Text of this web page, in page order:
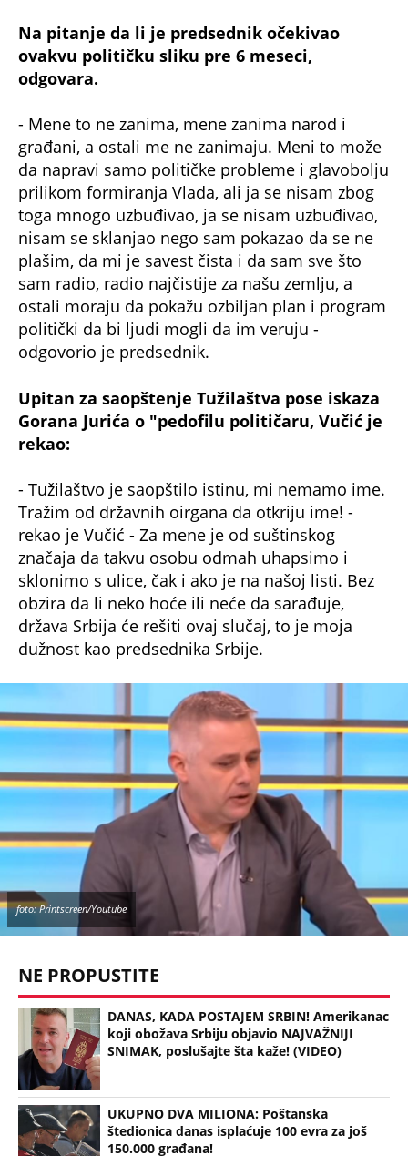
Na pitanje da li je predsednik očekivao
ovakvu političku sliku pre 6 meseci,
odgovara.
- Mene to ne zanima, mene zanima narod i
građani, a ostali me ne zanimaju. Meni to može
da napravi samo političke probleme i glavobolju
prilikom formiranja Vlada, ali ja se nisam zbog
toga mnogo uzbuđivao, ja se nisam uzbuđivao,
nisam se sklanjao nego sam pokazao da se ne
plašim, da mi je savest čista i da sam sve što
sam radio, radio najčistije za našu zemlju, a
ostali moraju da pokažu ozbiljan plan i program
politički da bi ljudi mogli da im veruju -
odgovorio je predsednik.
Upitan za saopštenje Tužilaštva pose iskaza
Gorana Jurića o "pedofilu političaru, Vučić je
rekao:
- Tužilaštvo je saopštilo istinu, mi nemamo ime.
Tražim od državnih oirgana da otkriju ime! -
rekao je Vučić - Za mene je od suštinskog
značaja da takvu osobu odmah uhapsimo i
sklonimo s ulice, čak i ako je na našoj listi. Bez
obzira da li neko hoće ili neće da sarađuje,
država Srbija će rešiti ovaj slučaj, to je moja
dužnost kao predsednika Srbije.
foto: Printscreen/Youtube
NE PROPUSTITE
DANAS, KADA POSTAJEM SRBIN! Amerikanac
koji obožava Srbiju objavio NAJVAŽNIJI
SNIMAK, poslušajte šta kaže! (VIDEO)
UKUPNO DVA MILIONA: Poštanska
štedionica danas isplaćuje 100 evra za još
150.000 građana!